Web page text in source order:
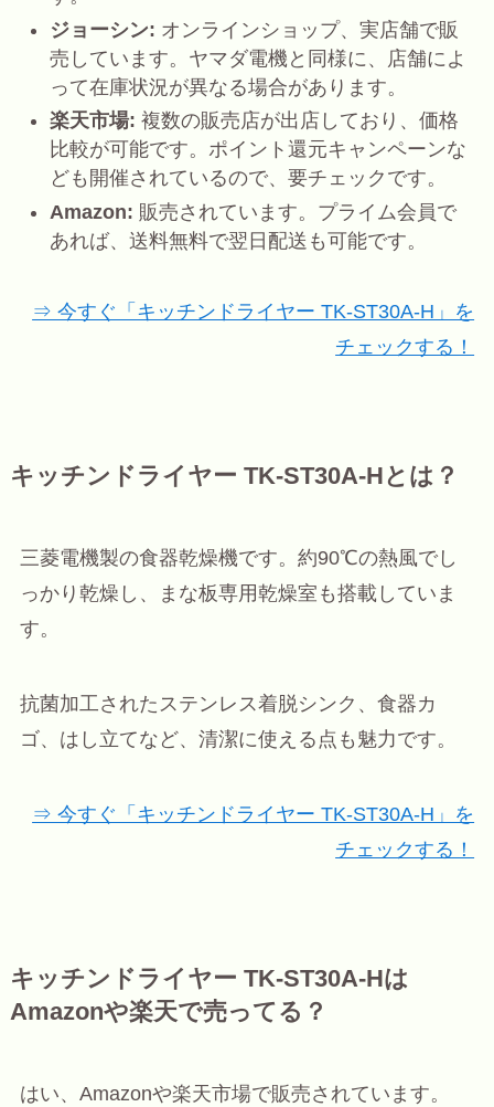
ジョーシン: オンラインショップ、実店舗で販
売しています。ヤマダ電機と同様に、店舗によ
って在庫状況が異なる場合があります。
楽天市場: 複数の販売店が出店しており、価格
比較が可能です。ポイント還元キャンペーンな
ども開催されているので、要チェックです。
Amazon: 販売されています。プライム会員で
あれば、送料無料で翌日配送も可能です。
⇒ 今すぐ「キッチンドライヤー TK-ST30A-H」を
チェックする！
キッチンドライヤー TK-ST30A-Hとは？
三菱電機製の食器乾燥機です。約90℃の熱風でし
っかり乾燥し、まな板専用乾燥室も搭載していま
す。
抗菌加工されたステンレス着脱シンク、食器カ
ゴ、はし立てなど、清潔に使える点も魅力です。
⇒ 今すぐ「キッチンドライヤー TK-ST30A-H」を
チェックする！
キッチンドライヤー TK-ST30A-Hは
Amazonや楽天で売ってる？
はい、Amazonや楽天市場で販売されています。